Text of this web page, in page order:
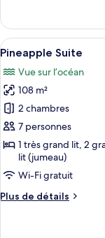
Lair
Suite
Afficher
toutes
les
photos
pour
ce
type
chambre :
Pineapple
Suite
6
Pineapple Suite
Vue sur l’océan
108 m²
2 chambres
7 personnes
1 très grand lit, 2
lit (jumeau)
Wi-Fi gratuit
Plus de détails
Plus